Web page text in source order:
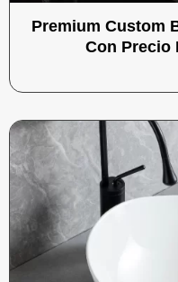
Premium Custom
Con Precio